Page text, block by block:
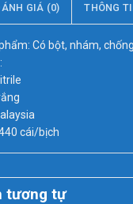
GIÁ (0) THÔNG
Có bột, nhám, chống
cái/bịch
tương tự